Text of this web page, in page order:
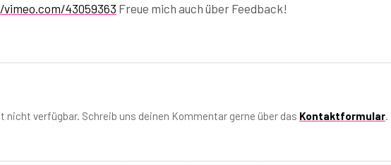
43059363 Freue mich auch über Feedback!
verfügbar. Schreib uns deinen Kommentar gerne über das Kontaktformular.